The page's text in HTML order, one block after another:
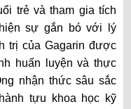
trẻ và tham gia tích
sự gắn bó với lý
trị của Gagarin được
huấn luyện và thực
nhận thức sâu sắc
tựu khoa học kỹ